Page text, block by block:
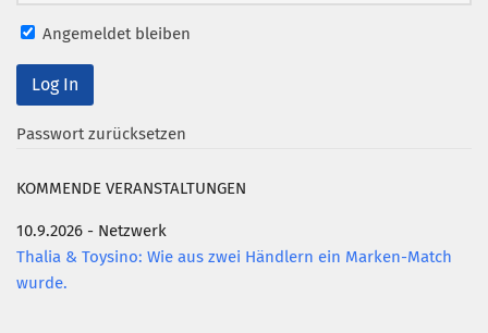
Partnerschaften
Bundesverband Marketing Clubs
MARKETING PIONIERE
Newsletter
Clubmagazin
MCM Club TV
Angemeldet bleiben
Passwort zurücksetzen
KOMMENDE VERANSTALTUNGEN
10.9.2026 - Netzwerk
Thalia & Toysino: Wie aus zwei Händlern ein Marken-Match
wurde.